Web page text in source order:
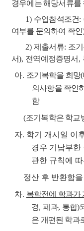
경우에는 해당서류를
1) 수업참석조건:
여부를 문의하여 확인
2) 제출서류: 조
서), 전역예정증명서 ,
아. 조기복학을 희망(
의사항을 확인
함
(조기복학은 학교
자. 학기 개시일 이
경우 기납부한
관한 규칙에
정산 후 반환함을
차. 복학전에 학과가
경,폐과, 통합)
은 개편된 학과